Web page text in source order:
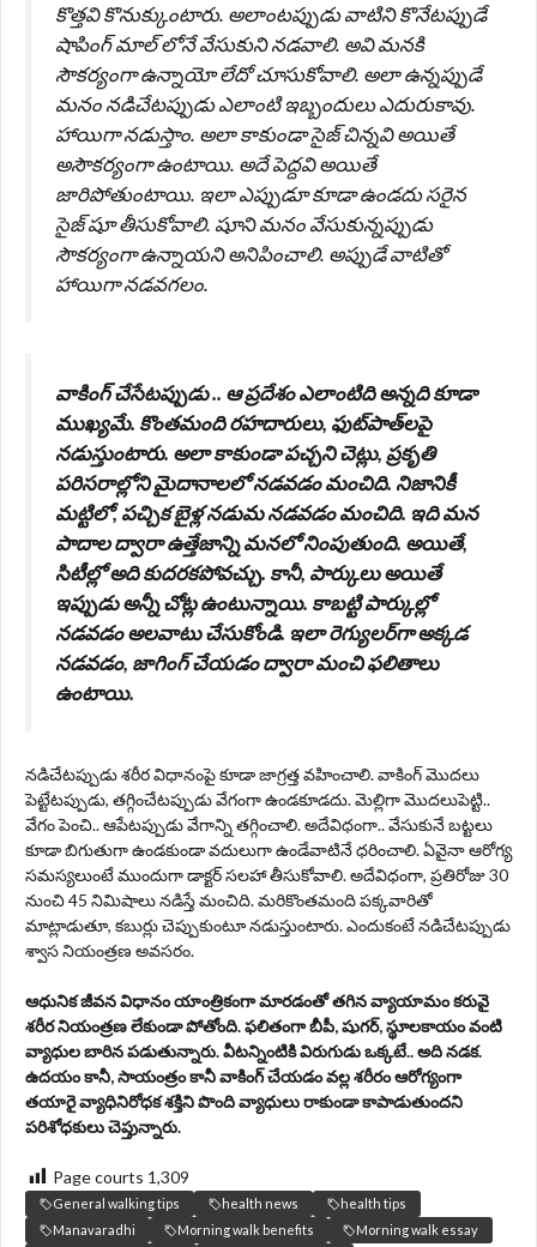
కొత్తవి కొనుక్కుంటారు. అలాంటప్పుడు వాటిని కొనేటప్పుడే
షాపింగ్ మాల్ లోనే వేసుకుని నడవాలి. అవి మనకి
సౌకర్యంగా ఉన్నాయో లేదో చూసుకోవాలి. అలా ఉన్నప్పుడే
మనం నడిచేటప్పుడు ఎలాంటి ఇబ్బందులు ఎదురుకావు.
హాయిగా నడుస్తాం. అలా కాకుండా సైజ్ చిన్నవి అయితే
అసౌకర్యంగా ఉంటాయి. అదే పెద్దవి అయితే
జారిపోతుంటాయి. ఇలా ఎప్పుడూ కూడా ఉండదు సరైన
సైజ్ షూ తీసుకోవాలి. షూని మనం వేసుకున్నప్పుడు
సౌకర్యంగా ఉన్నాయని అనిపించాలి. అప్పుడే వాటితో
హాయిగా నడవగలం.
వాకింగ్ చేసేటప్పుడు .. ఆ ప్రదేశం ఎలాంటిది అన్నది కూడా
ముఖ్యమే. కొంతమంది రహదారులు, ఫుట్‌పాత్‌లపై
నడుస్తుంటారు. అలా కాకుండా పచ్చని చెట్లు, ప్రకృతి
పరిసరాల్లోని మైదానాలలో నడవడం మంచిది. నిజానికీ
మట్టిలో, పచ్చిక బైళ్ల నడుమ నడవడం మంచిది. ఇది మన
పాదాల ద్వారా ఉత్తేజాన్ని మనలో నింపుతుంది. అయితే,
సిటీల్లో అది కుదరకపోవచ్చు. కానీ, పార్కులు అయితే
ఇప్పుడు అన్నీ చోట్ల ఉంటున్నాయి. కాబట్టి పార్కుల్లో
నడవడం అలవాటు చేసుకోండి. ఇలా రెగ్యులర్‌గా అక్కడ
నడవడం, జాగింగ్ చేయడం ద్వారా మంచి ఫలితాలు
ఉంటాయి.
నడిచేటప్పుడు శరీర విధానంపై కూడా జాగ్రత్త వహించాలి. వాకింగ్ మొదలు
పెట్టేటప్పుడు, తగ్గించేటప్పుడు వేగంగా ఉండకూడదు. మెల్లిగా మొదలుపెట్టి..
వేగం పెంచి.. ఆపేటప్పుడు వేగాన్ని తగ్గించాలి. అదేవిధంగా.. వేసుకునే బట్టలు
కూడా బిగుతుగా ఉండకుండా వదులుగా ఉండేవాటినే ధరించాలి. ఏవైనా ఆరోగ్య
సమస్యలుంటే ముందుగా డాక్టర్ సలహా తీసుకోవాలి. అదేవిధంగా, ప్రతిరోజు 30
నుంచి 45 నిమిషాలు నడిస్తే మంచిది. మరికొంతమంది పక్కవారితో
మాట్లాడుతూ, కబుర్లు చెప్పుకుంటూ నడుస్తుంటారు. ఎందుకంటే నడిచేటప్పుడు
శ్వాస నియంత్రణ అవసరం.
ఆధునిక జీవన విధానం యాంత్రికంగా మారడంతో తగిన వ్యాయామం క‌రువై
శరీర నియంత్రణ లేకుండా పోతోంది. ఫ‌లితంగా బీపీ, షుగర్‌, స్థూలకాయం వంటి
వ్యాధుల బారిన పడుతున్నారు. వీట‌న్నింటికి విరుగుడు ఒక్క‌టే.. అది న‌డ‌క‌.
ఉద‌యం కానీ, సాయంత్రం కానీ వాకింగ్ చేయ‌డం వ‌ల్ల శ‌రీరం ఆరోగ్యంగా
త‌యారై వ్యాధినిరోధ‌క శ‌క్తిని పొంది వ్యాధులు రాకుండా కాపాడుతుంద‌ని
ప‌రిశోధ‌కులు చెప్తున్నారు.
Page courts 1,309
General walking tips health news
health tips
Manavaradhi
Morning walk benefits
Morning walk essay